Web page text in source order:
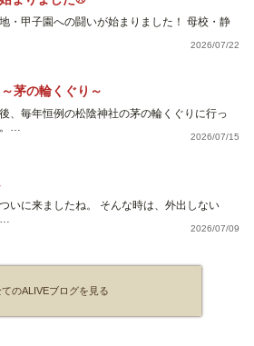
・甲子園への闘いが始まりました！ 母校・静
2026/07/22
茅の輪くぐり～
、毎年恒例の松陰神社の茅の輪くぐりに行っ
。…
2026/07/15
いに来ましたね。 そんな時は、外出しない
…
2026/07/09
てのALIVEブログを見る